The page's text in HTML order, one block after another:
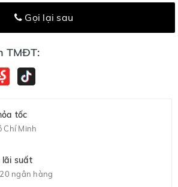
Gọi lại sau
TMĐT:
tốc
Chí Minh
lãi suất
ngân hàng